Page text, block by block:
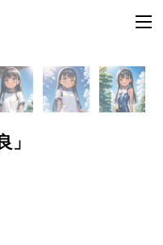
t
o
l
e
n
a
v
」